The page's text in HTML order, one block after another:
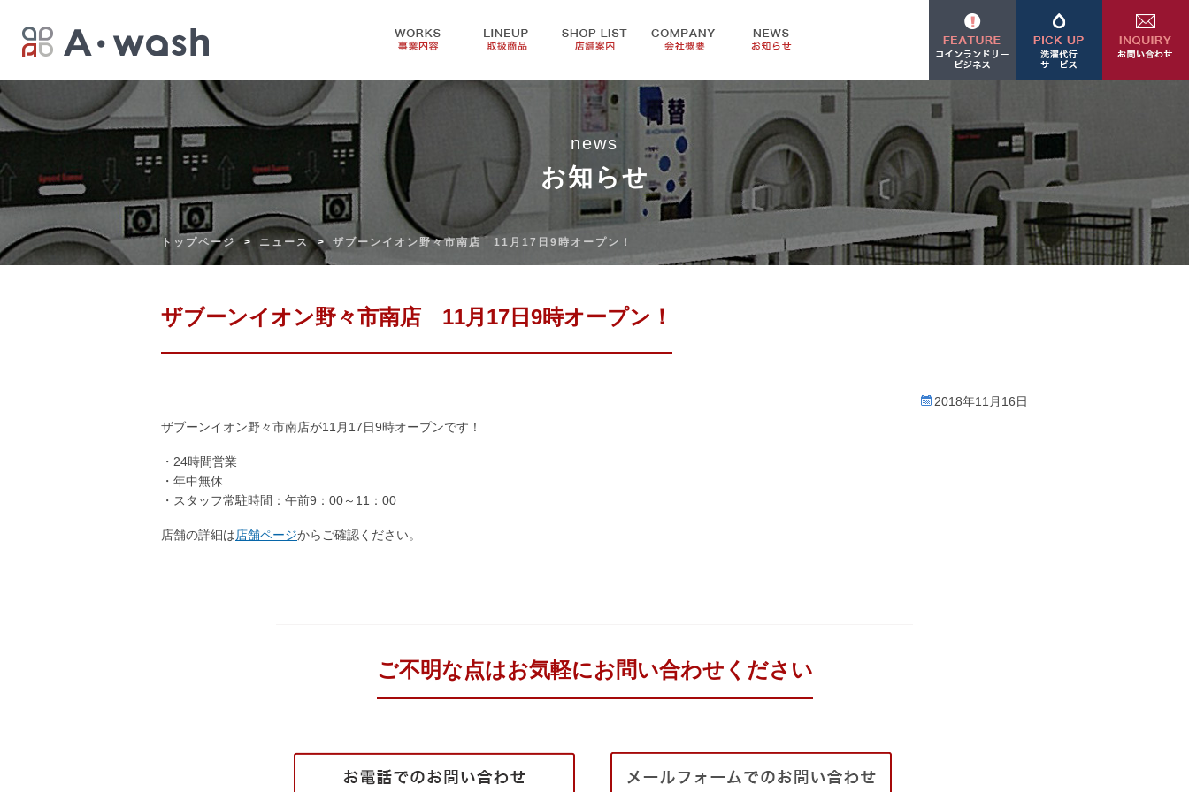
news
お知らせ
トップページ ニュース ザブーンイオン野々市南店 11月17日9時オープン！
ザブーンイオン野々市南店 11月17日9時オープン！
2018年11月16日
ザブーンイオン野々市南店が11月17日9時オープンです！
・24時間営業
・年中無休
・スタッフ常駐時間：午前9：00～11：00
店舗の詳細は店舗ページからご確認ください。
ご不明な点はお気軽にお問い合わせください